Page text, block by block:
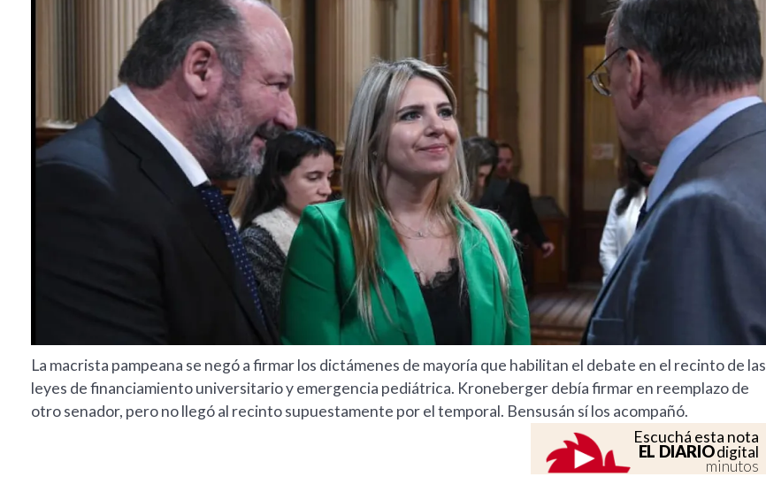
La macrista pampeana se negó a firmar los dictámenes de mayoría que habilitan el debate en el recinto de las
leyes de financiamiento universitario y emergencia pediátrica. Kroneberger debía firmar en reemplazo de
otro senador, pero no llegó al recinto supuestamente por el temporal. Bensusán sí los acompañó.
Escuchá esta nota
EL DIARIOdigital
minutos